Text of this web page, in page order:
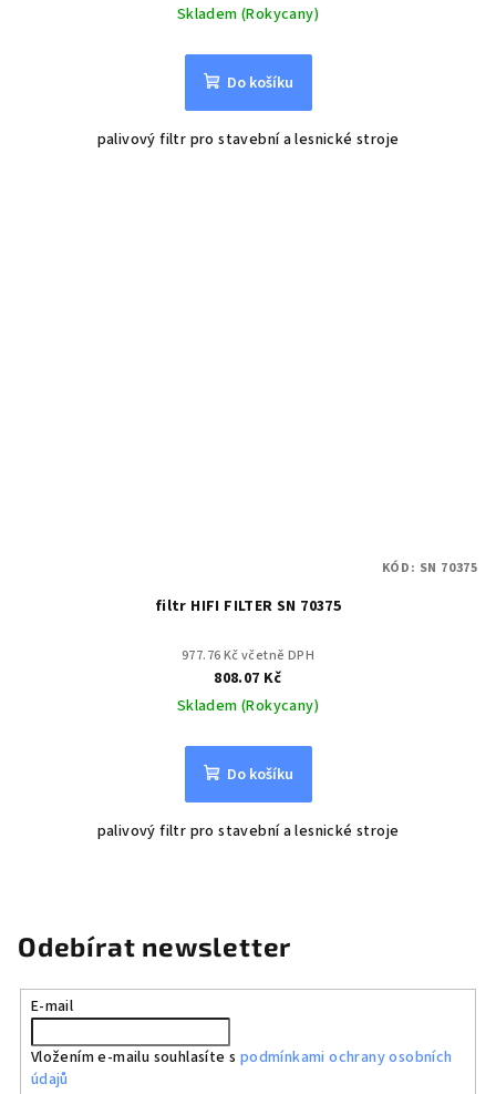
Skladem (Rokycany)
Do košíku
palivový filtr pro stavební a lesnické stroje
filtr HIFI FILTER SN 70375
977.76 Kč včetně DPH
808.07 Kč
Skladem (Rokycany)
Do košíku
palivový filtr pro stavební a lesnické stroje
KÓD: SN 70375
Odebírat newsletter
E-mail
Vložením e-mailu souhlasíte s podmínkami ochrany osobních
údajů